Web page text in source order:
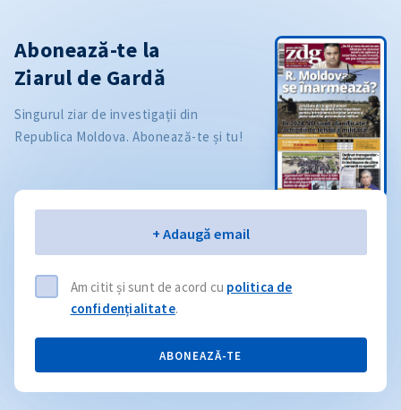
Abonează-te la
Ziarul de Gardă
Singurul ziar de investigații din
Republica Moldova. Abonează-te și tu!
+ Adaugă email
Am citit și sunt de acord cu politica de
confidențialitate.
ABONEAZĂ-TE